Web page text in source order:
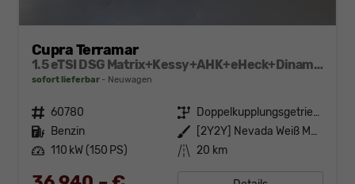
Cupra Terramar
1.5 eTSI DSG Matrix+Kessy+AHK+eHeck+Dinamica+CarPlay+eHeck+GV5
sofort lieferbar Neuwagen
Fahrzeugnr. 60780 Getriebe
Doppelkupplungsgetriebe (DSG)
Kraftstoff Benzin Außenfarbe
[2Y2Y] Nevada Weiß Metallic
Leistung 110 kW (150 PS) Kilometerstand 20 km